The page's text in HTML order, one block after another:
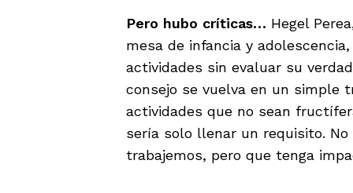
Pero hubo críticas… Hegel
mesa de infancia y
actividades sin evaluar su
consejo se vuelva en un simple
actividades que no sean
sería solo llenar un requisito.
trabajemos, pero que tenga